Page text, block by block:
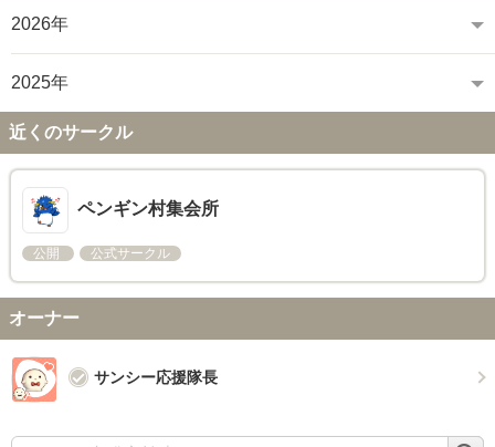
2026年
2025年
近くのサークル
ペンギン村集会所
公開 公式サークル
オーナー
サンシー応援隊長